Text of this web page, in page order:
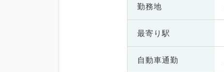
勤務地
最寄り駅
自動車通勤